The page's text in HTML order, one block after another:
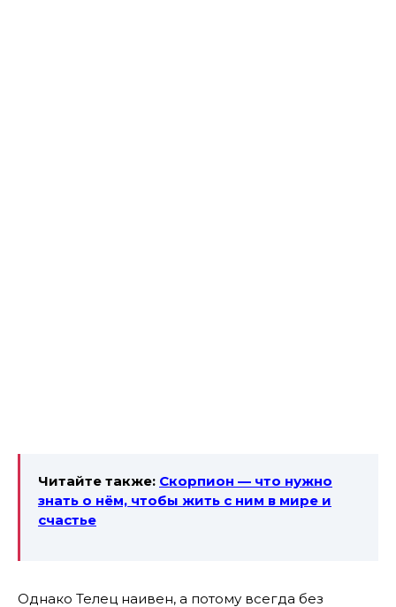
Читайте также: Скорпион — что нужно
знать о нём, чтобы жить с ним в мире и
счастье
Однако Телец наивен, а потому всегда без